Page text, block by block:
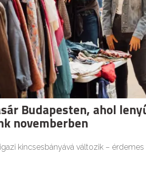
Budapesten, ahol
novemberben
kincsesbányává változik –